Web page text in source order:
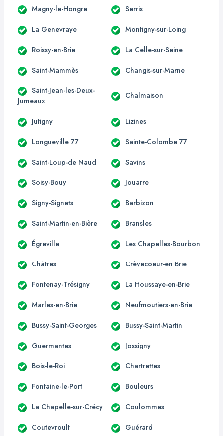
Magny-le-Hongre Serris
La Genevraye Montigny-sur-Loing
Roissy-en-Brie La Celle-sur-Seine
Saint-Mammès Changis-sur-Marne
Saint-Jean-les-Deux-
Jumeaux
Chalmaison
Jutigny Lizines
Longueville 77 Sainte-Colombe 77
Saint-Loup-de Naud Savins
Soisy-Bouy Jouarre
Signy-Signets Barbizon
Saint-Martin-en-Bière Bransles
Égreville Les Chapelles-Bourbon
Châtres Crèvecoeur-en Brie
Fontenay-Trésigny La Houssaye-en-Brie
Marles-en-Brie Neufmoutiers-en-Brie
Bussy-Saint-Georges Bussy-Saint-Martin
Guermantes Jossigny
Bois-le-Roi Chartrettes
Fontaine-le-Port Bouleurs
La Chapelle-sur-Crécy Coulommes
Coutevroult Guérard